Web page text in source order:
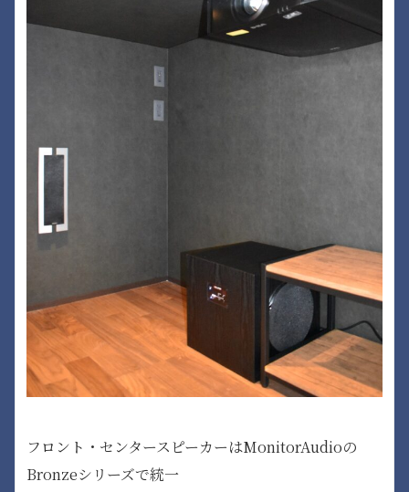
フロント・センタースピーカーはMonitorAudioの
Bronzeシリーズで統一